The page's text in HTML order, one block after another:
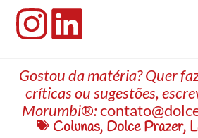
Gostou da matéria? Quer
críticas ou sugestões,
Morumbi®:
Colunas, Dolce Prazer,